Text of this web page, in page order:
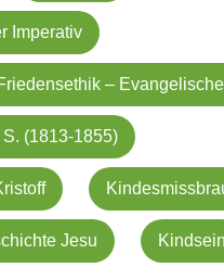
Imperativ
–
(1813-1855)
Jesu Kindsein